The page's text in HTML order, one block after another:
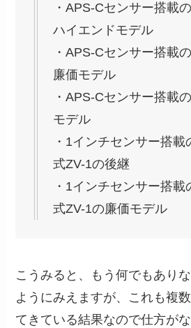
・APS-Cセンサー搭載
ハイエンドモデル
・APS-Cセンサー搭載
廉価モデル
・APS-Cセンサー搭載
モデル
・1インチセンサー搭載
式ZV-1の後継
・1インチセンサー搭載
式ZV-1の廉価モデル
こうみると、もう何でもあり
ようにみえますが、これも複
てきている結果なので仕方が